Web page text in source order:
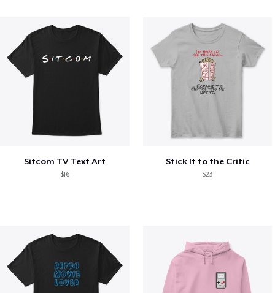
Sitcom TV Text Art
$16
Stick It to the Critic
$23